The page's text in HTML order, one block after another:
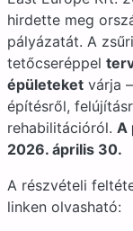
hirdette meg
pályázatát. A
tetőcseréppel
épületeket várja
építésről,
rehabilitációról. A
2026. április 30.
A részvételi
linken olvasható: